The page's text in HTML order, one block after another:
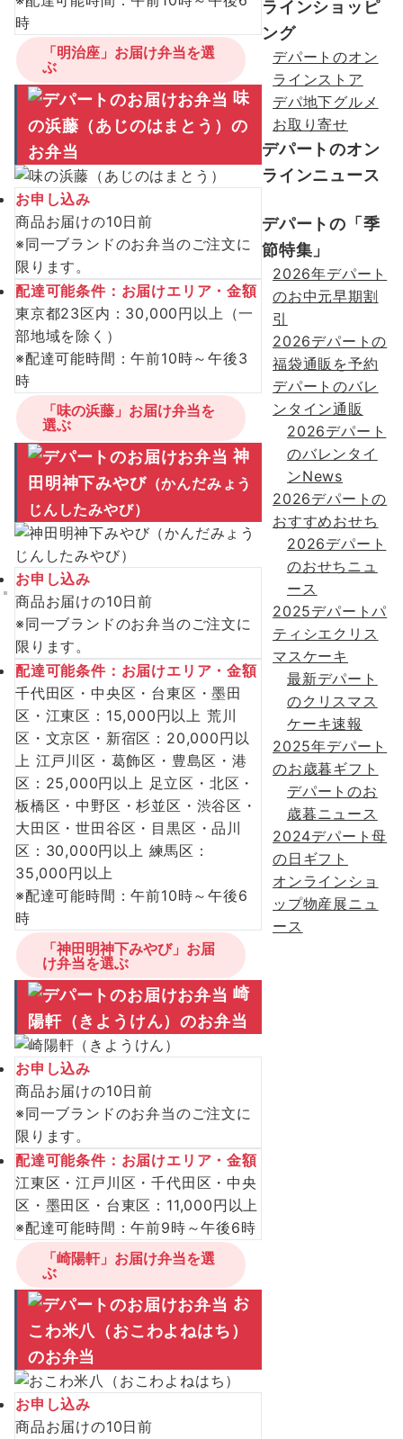
時
「明治座」お届け弁当を選
ぶ
味
の浜藤（あじのはまとう）の
お弁当
お申し込み
商品お届けの10日前
※同一ブランドのお弁当のご注文に
限ります。
配達可能条件：お届けエリア・金額
東京都23区内：30,000円以上（一
部地域を除く）
※配達可能時間：午前10時～午後3
時
「味の浜藤」お届け弁当を
選ぶ
神
田明神下みやび（かんだみょう
じんしたみやび）
お申し込み
商品お届けの10日前
※同一ブランドのお弁当のご注文に
限ります。
配達可能条件：お届けエリア・金額
千代田区・中央区・台東区・墨田
区・江東区：15,000円以上 荒川
区・文京区・新宿区：20,000円以
上 江戸川区・葛飾区・豊島区・港
区：25,000円以上 足立区・北区・
板橋区・中野区・杉並区・渋谷区・
大田区・世田谷区・目黒区・品川
区：30,000円以上 練馬区：
35,000円以上
※配達可能時間：午前10時～午後6
時
「神田明神下みやび」お届
け弁当を選ぶ
崎
陽軒（きようけん）のお弁当
お申し込み
商品お届けの10日前
※同一ブランドのお弁当のご注文に
限ります。
配達可能条件：お届けエリア・金額
江東区・江戸川区・千代田区・中央
区・墨田区・台東区：11,000円以上
※配達可能時間：午前9時～午後6時
「崎陽軒」お届け弁当を選
ぶ
お
こわ米八（おこわよねはち）
のお弁当
お申し込み
商品お届けの10日前
ラインショッピ
ング
デパートのオン
ラインストア
デパ地下グルメ
お取り寄せ
デパートのオン
ラインニュース
デパートの「季
節特集」
2026年デパート
のお中元早期割
引
2026デパートの
福袋通販を予約
デパートのバレ
ンタイン通販
2026デパート
のバレンタイ
ンNews
2026デパートの
おすすめおせち
2026デパート
のおせちニュ
ース
2025デパートパ
ティシエクリス
マスケーキ
最新デパート
のクリスマス
ケーキ速報
2025年デパート
のお歳暮ギフト
デパートのお
歳暮ニュース
2024デパート母
の日ギフト
オンラインショ
ップ物産展ニュ
ース